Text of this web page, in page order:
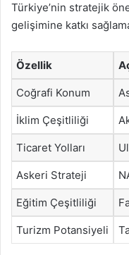
Türkiye’nin stratejik
gelişimine katkı
Özellik
Coğrafi Konum
İklim Çeşitliliği
Ticaret Yolları
Askeri Strateji
Eğitim Çeşitliliği
Turizm Potansiyeli